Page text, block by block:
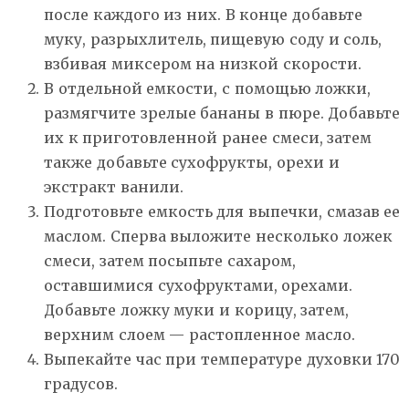
после каждого из них. В конце добавьте
муку, разрыхлитель, пищевую соду и соль,
взбивая миксером на низкой скорости.
В отдельной емкости, с помощью ложки,
размягчите зрелые бананы в пюре. Добавьте
их к приготовленной ранее смеси, затем
также добавьте сухофрукты, орехи и
экстракт ванили.
Подготовьте емкость для выпечки, смазав ее
маслом. Сперва выложите несколько ложек
смеси, затем посыпьте сахаром,
оставшимися сухофруктами, орехами.
Добавьте ложку муки и корицу, затем,
верхним слоем — растопленное масло.
Выпекайте час при температуре духовки 170
градусов.